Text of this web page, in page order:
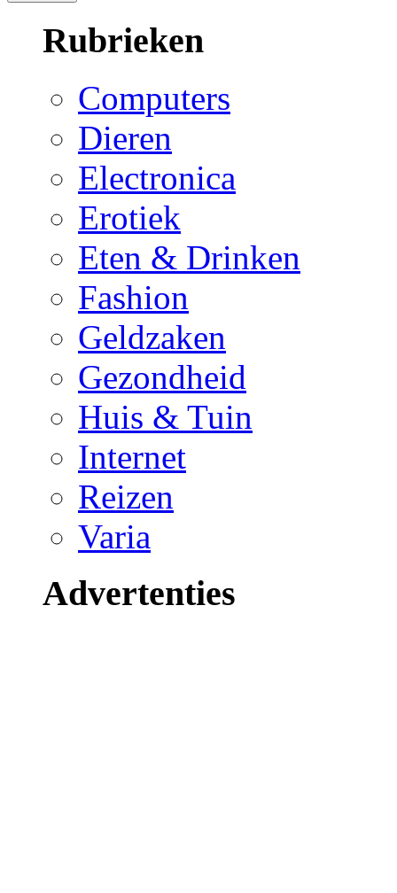
Rubrieken
Computers
Dieren
Electronica
Erotiek
Eten & Drinken
Fashion
Geldzaken
Gezondheid
Huis & Tuin
Internet
Reizen
Varia
Advertenties